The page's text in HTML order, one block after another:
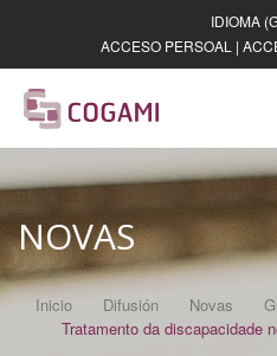
IDIOMA
ACCESO PERSOAL |
NOVAS
Inicio Difusión Novas
Tratamento da discapacidade